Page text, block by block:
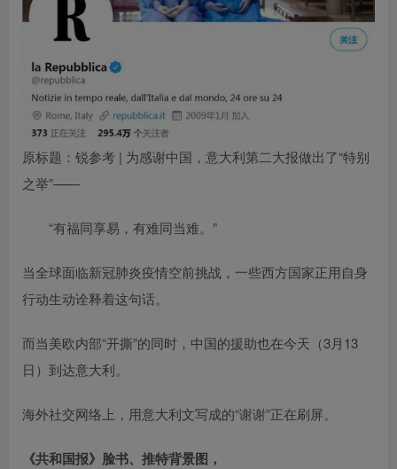
原标题：锐参考 | 为感谢中国，意大利第二大报做出了“特别
之举”——
“有福同享易，有难同当难。”
当全球面临新冠肺炎疫情空前挑战，一些西方国家正用自身
行动生动诠释着这句话。
而当美欧内部“开撕”的同时，中国的援助也在今天（3月13
日）到达意大利。
海外社交网络上，用意大利文写成的“谢谢”正在刷屏。
《共和国报》脸书、推特背景图，